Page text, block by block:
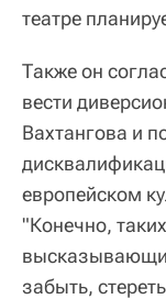
театре
Также он
вести
Вахтангова и
европейском
"Конечно,
забыть,